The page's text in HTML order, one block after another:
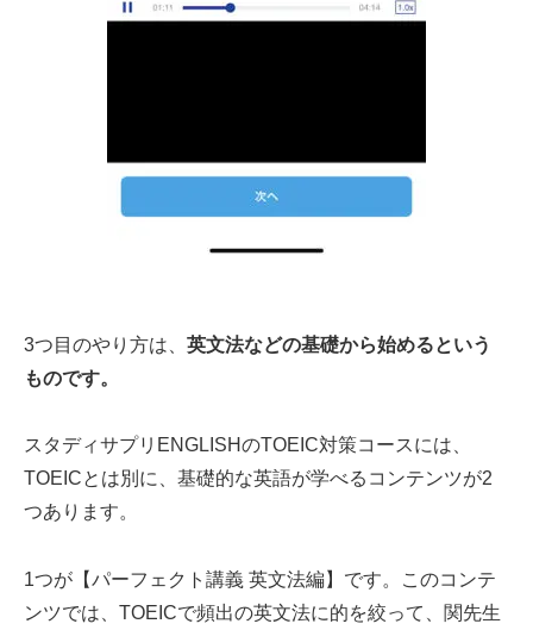
3つ目のやり方は、 英文法などの基礎から始めるという
ものです。
スタディサプリENGLISHのTOEIC対策コースには、
TOEICとは別に、基礎的な英語が学べるコンテンツが2
つあります。
1つが【パーフェクト講義 英文法編】です。このコンテ
ンツでは、TOEICで頻出の英文法に的を絞って、関先生